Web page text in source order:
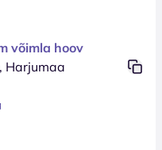
võimla hoov
Harjumaa